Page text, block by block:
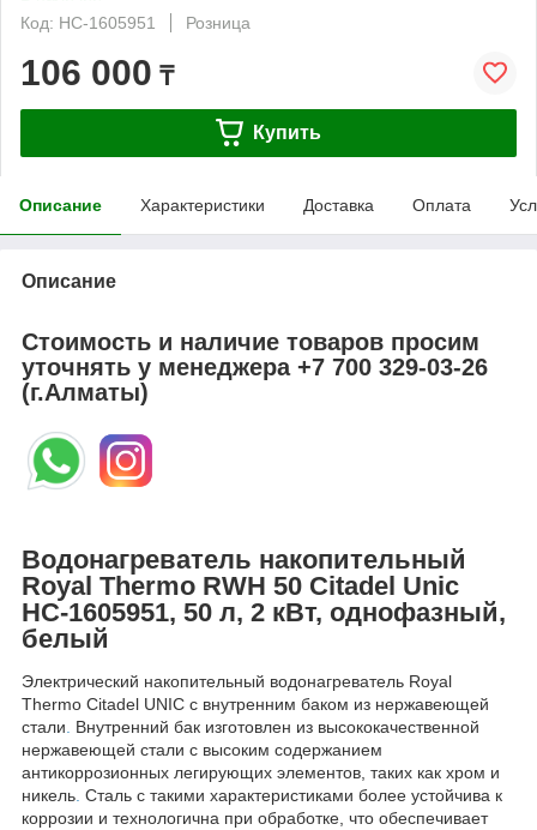
Код: НС-1605951
Розница
106 000 ₸
Купить
Описание Характеристики Доставка Оплата
Описание
Стоимость и наличие товаров просим
уточнять у менеджера+7 700 329-03-26
(г.Алматы)
Водонагреватель накопительный
Royal Thermo RWH 50 Citadel Unic
НС-1605951, 50 л, 2 кВт, однофазный,
белый
Электрический накопительный водонагреватель Royal
Thermo Citadel UNIC с внутренним баком из нержавеющей
стали. Внутренний бак изготовлен из высококачественной
нержавеющей стали с высоким содержанием
антикоррозионных легирующих элементов, таких как хром и
никель. Сталь с такими характеристиками более устойчива к
коррозии и технологична при обработке, что обеспечивает